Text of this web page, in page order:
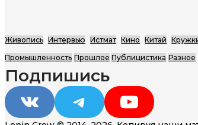
Живопись Интервью Истмат Кино Китай
Промышленность Прошлое Публицистика Разное
Подпишись
VK TelegramYouTube